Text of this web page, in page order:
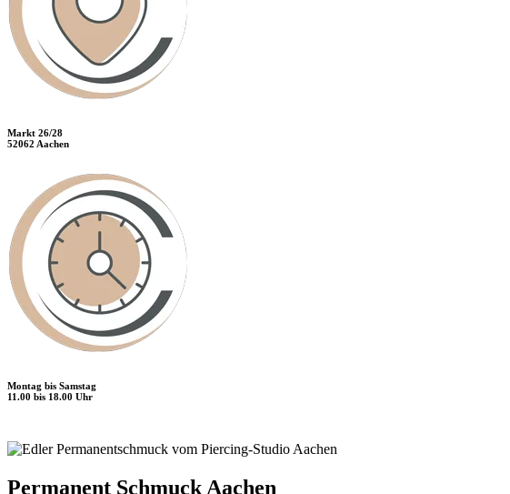
Markt 26/28
52062 Aachen
Montag bis Samstag
11.00 bis 18.00 Uhr
Permanent Schmuck Aachen